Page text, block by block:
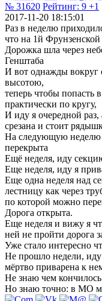
№ 31620 Рейтинг: 9 +1
2017-11-20 18:15:01
Раз в неделю
что на 1й Фрунзенской
Дорожка шла через
Генштаба
И вот однажды вокруг
высотою,
теперь чтобы попасть
практически по кругу,
И иду я очередной раз,
срезана и стоит
На следующую неделю
перекрыта
Ещё неделя, иду
Еще неделя, иду я
Еще одна неделя над
лестницу как через
по которой можно
Дорога открыта.
Еще неделя и вижу я
ней не пройти дорога
Уже стало интересно
Не прошло недели, иду
мёртво приварена к
Не знаю чем
Но знаю точно: в МО